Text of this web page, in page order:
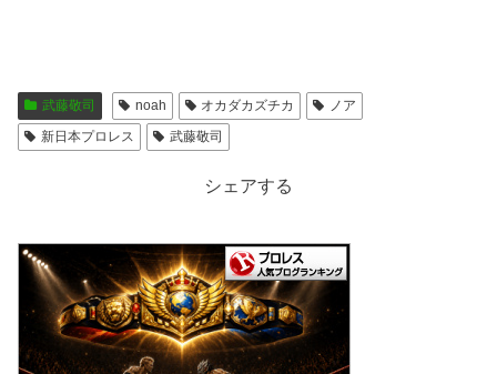
武藤敬司 noah オカダカズチカ
ノア
新日本プロレス
武藤敬司
シェアする